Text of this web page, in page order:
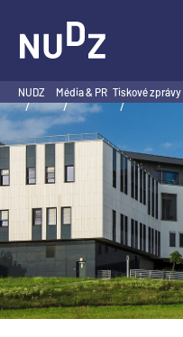
NUDZ
/
Média & PR
/
Tiskové zprávy
/